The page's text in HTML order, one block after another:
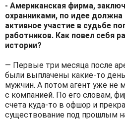
- Американская фирма,
охранниками, по идее
активное участие в судьбе
работников. Как повел себя
истории?
— Первые три месяца после
были выплачены какие-то
мужчин. А потом агент уже не
с компанией. По его словам,
счета куда-то в офшор и
существование под прошлым